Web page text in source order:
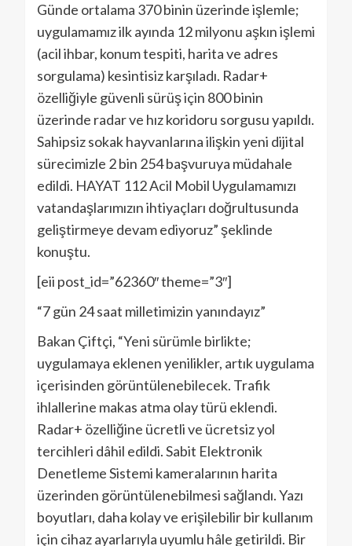
Günde ortalama 370 binin üzerinde işlemle;
uygulamamız ilk ayında 12 milyonu aşkın işlemi
(acil ihbar, konum tespiti, harita ve adres
sorgulama) kesintisiz karşıladı. Radar+
özelliğiyle güvenli sürüş için 800 binin
üzerinde radar ve hız koridoru sorgusu yapıldı.
Sahipsiz sokak hayvanlarına ilişkin yeni dijital
sürecimizle 2 bin 254 başvuruya müdahale
edildi. HAYAT 112 Acil Mobil Uygulamamızı
vatandaşlarımızın ihtiyaçları doğrultusunda
geliştirmeye devam ediyoruz” şeklinde
konuştu.
[eii post_id=”62360″ theme=”3″]
“7 gün 24 saat milletimizin yanındayız”
Bakan Çiftçi, “Yeni sürümle birlikte;
uygulamaya eklenen yenilikler, artık uygulama
içerisinden görüntülenebilecek. Trafik
ihlallerine makas atma olay türü eklendi.
Radar+ özelliğine ücretli ve ücretsiz yol
tercihleri dâhil edildi. Sabit Elektronik
Denetleme Sistemi kameralarının harita
üzerinden görüntülenebilmesi sağlandı. Yazı
boyutları, daha kolay ve erişilebilir bir kullanım
için cihaz ayarlarıyla uyumlu hâle getirildi. Bir